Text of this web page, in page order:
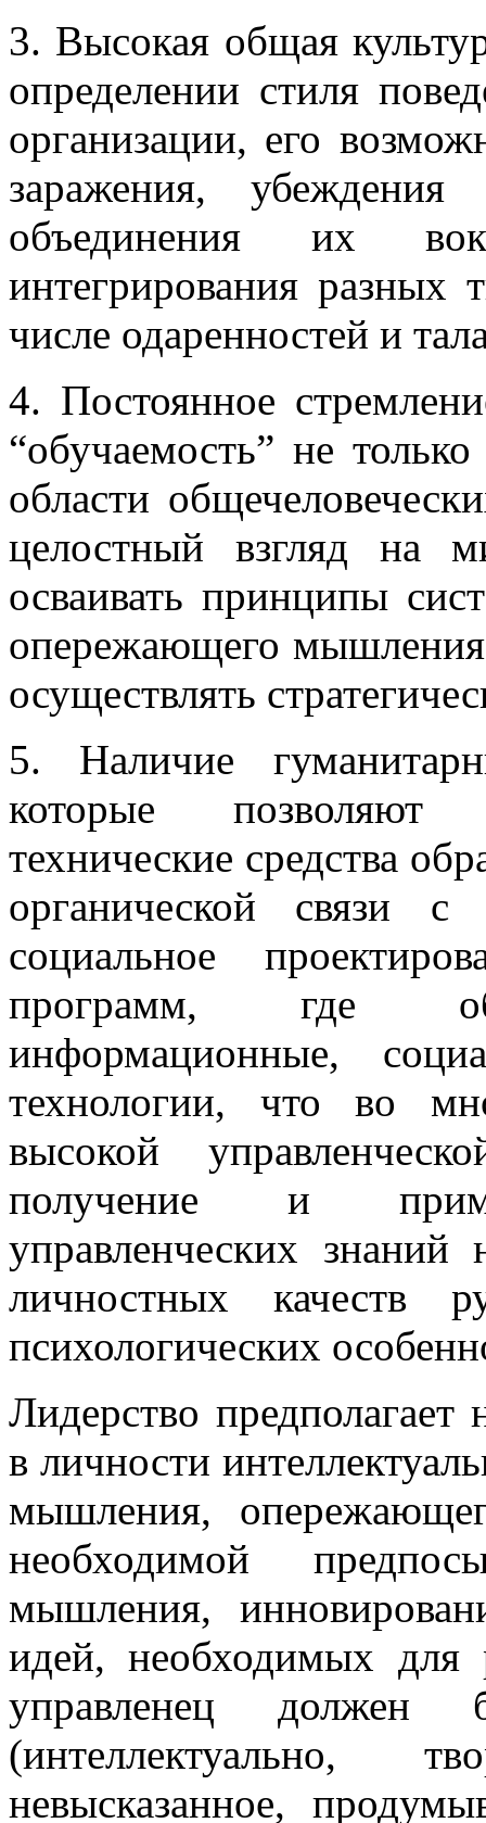
3. Высокая общая
определении стиля
организации, его
заражения,
объединения их
интегрирования разных
числе одаренностей и
4. Постоянное
“обучаемость” не
области
целостный взгляд на
осваивать принципы
опережающего
осуществлять
5. Наличие
которые позволяют
технические средства
органической связи
социальное
программ, где
информационные,
технологии, что во
высокой
получение и
управленческих знаний
личностных качеств
психологических
Лидерство предполагает
в личности
мышления,
необходимой
мышления,
идей, необходимых для
управленец должен
(интеллектуально,
невысказанное,